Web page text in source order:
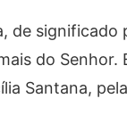
de
do Senhor.
Santana,